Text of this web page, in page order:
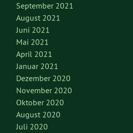
September 2021
August 2021
Juni 2021
Mai 2021
April 2021
Januar 2021
Dezember 2020
November 2020
Oktober 2020
August 2020
Juli 2020